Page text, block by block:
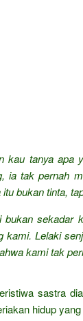
kau tanya apa
ia tak pernah
bukan tinta,
bukan sekadar
kami. Lelaki
kami tak
sastra
hidup